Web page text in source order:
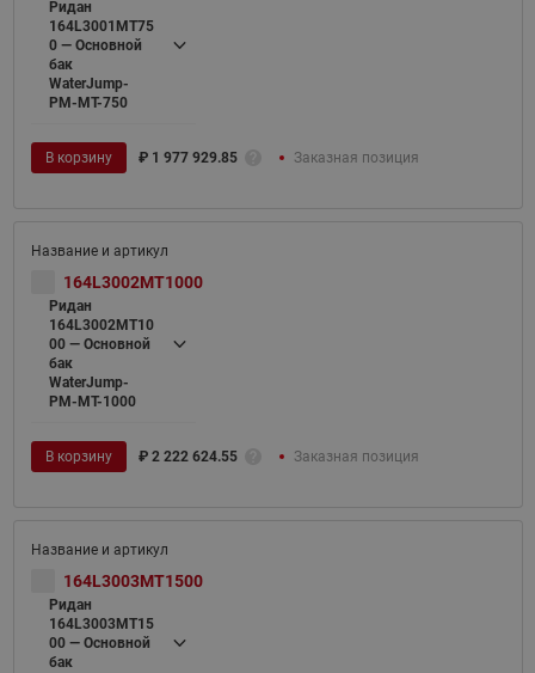
Ридан
164L3001MT75
0 — Основной
бак
WaterJump-
PM-MT-750
В корзину ₽ 1 977 929.85 Заказная позиция
164L3002MT1000
Ридан
164L3002MT10
00 — Основной
бак
WaterJump-
PM-MT-1000
В корзину ₽ 2 222 624.55 Заказная позиция
164L3003MT1500
Ридан
164L3003MT15
00 — Основной
бак